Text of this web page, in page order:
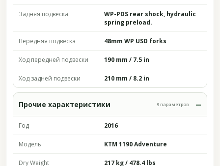
Задняя подвеска
WP-PDS rear shock, hydraulic
spring preload.
Передняя подвеска 48mm WP USD forks
Ход передней подвески 190 mm / 7.5 in
Ход задней подвески 210 mm / 8.2 in
Прочие характеристики 9 параметров
Год 2016
Модель KTM 1190 Adventure
Dry Weight 217 kg / 478.4 lbs